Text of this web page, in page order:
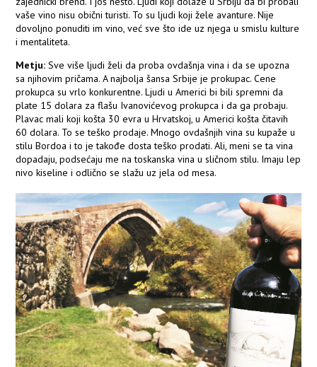
vaše vino nisu obični turisti. To su ljudi koji žele avanture. Nije
dovoljno ponuditi im vino, već sve što ide uz njega u smislu kulture
i mentaliteta.
Metju: Sve više ljudi želi da proba ovdašnja vina i da se upozna
sa njihovim pričama. A najbolja šansa Srbije je prokupac. Cene
prokupca su vrlo konkurentne. Ljudi u Americi bi bili spremni da
plate 15 dolara za flašu Ivanovićevog prokupca i da ga probaju.
Plavac mali koji košta 30 evra u Hrvatskoj, u Americi košta čitavih
60 dolara. To se teško prodaje. Mnogo ovdašnjih vina su kupaže u
stilu Bordoa i to je takođe dosta teško prodati. Ali, meni se ta vina
dopadaju, podsećaju me na toskanska vina u sličnom stilu. Imaju lep
nivo kiseline i odlično se slažu uz jela od mesa.